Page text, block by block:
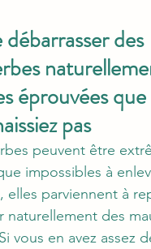
des
éprouvées que
pas
peuvent être
impossibles à
parviennent à
naturellement des
vous en avez assez